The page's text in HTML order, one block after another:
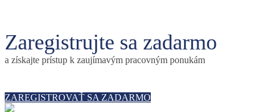
Zaregistrujte sa zadarmo
a získajte prístup k zaujímavým pracovným ponukám
ZAREGISTROVAŤ SA ZADARMO